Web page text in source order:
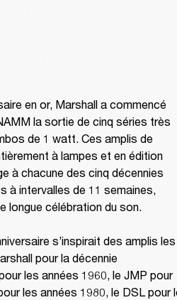
en or, Marshall a commencé
la sortie de cinq séries très
de 1 watt. Ces amplis de
à lampes et en édition
à chacune des cinq décennies
à intervalles de 11 semaines,
longue célébration du son.
s’inspirait des amplis les
pour la décennie
les années 1960, le JMP pour
les années 1980, le DSL pour